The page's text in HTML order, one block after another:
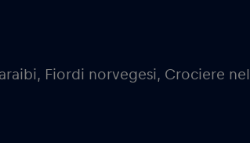
Fiordi norvegesi, Crociere